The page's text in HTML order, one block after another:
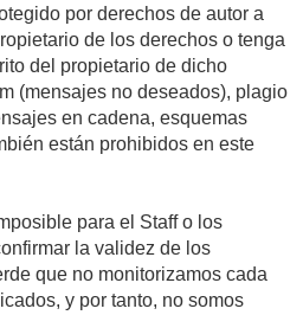
por derechos de autor a
de los derechos o tenga
del propietario de dicho
(mensajes no deseados), plagio
en cadena, esquemas
están prohibidos en este
para el Staff o los
la validez de los
que no monitorizamos cada
y por tanto, no somos